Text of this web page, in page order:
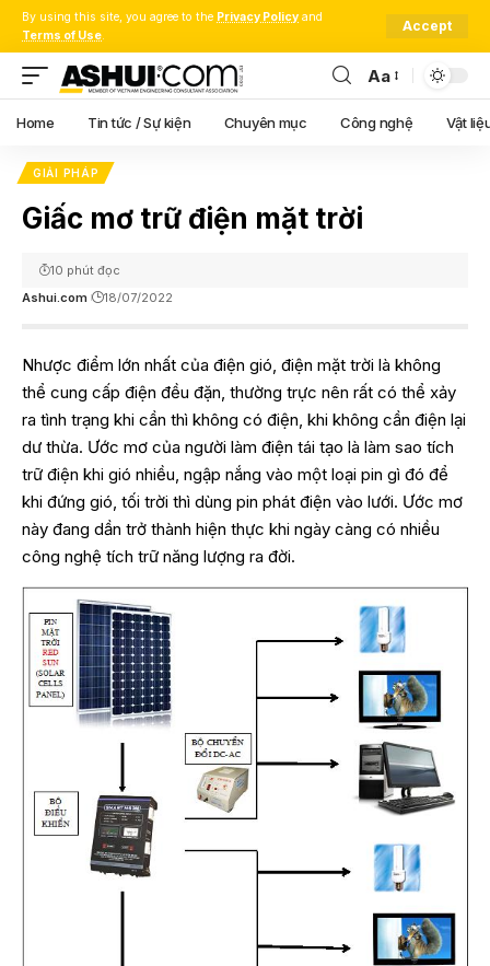
By using this site, you agree to the Privacy Policy and
Terms of Use.
Accept
Font
Resizer
Aa
Home Tin tức / Sự kiện Chuyên mục Công nghệ Vật
GIẢI PHÁP
Giấc mơ trữ điện mặt trời
Ashui.com 18/07/2022
10 phút đọc
Nhược điểm lớn nhất của điện gió, điện mặt trời là không
thể cung cấp điện đều đặn, thường trực nên rất có thể xảy
ra tình trạng khi cần thì không có điện, khi không cần điện lại
dư thừa. Ước mơ của người làm điện tái tạo là làm sao tích
trữ điện khi gió nhiều, ngập nắng vào một loại pin gì đó để
khi đứng gió, tối trời thì dùng pin phát điện vào lưới. Ước mơ
này đang dần trở thành hiện thực khi ngày càng có nhiều
công nghệ tích trữ năng lượng ra đời.